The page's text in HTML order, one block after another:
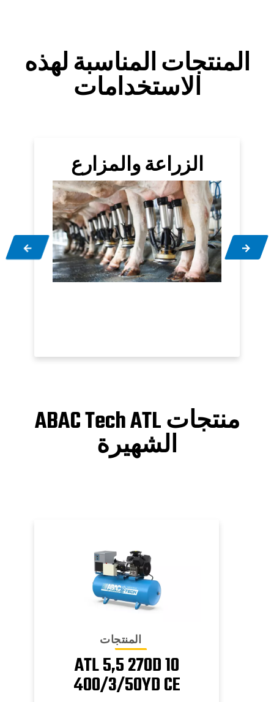
المنتجات المناسبة لهذه
الاستخدامات
الزراعة والمزارع
منتجات ABAC Tech ATL
الشهيرة
المنتجات
ATL 5,5 270D 10
400/3/50YD CE